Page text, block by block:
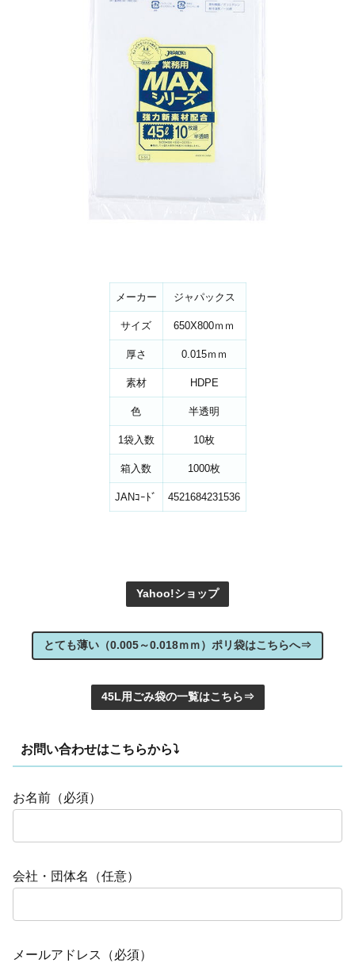
メーカー ジャパックス
サイズ 650X800ｍｍ
厚さ 0.015ｍｍ
素材 HDPE
色 半透明
1袋入数 10枚
箱入数 1000枚
JANｺｰﾄﾞ 4521684231536
Yahoo!ショップ
とても薄い（0.005～0.018ｍｍ）ポリ袋はこちらへ⇒
45L用ごみ袋の一覧はこちら⇒
お問い合わせはこちらから⤵
お名前（必須）
会社・団体名（任意）
メールアドレス（必須）